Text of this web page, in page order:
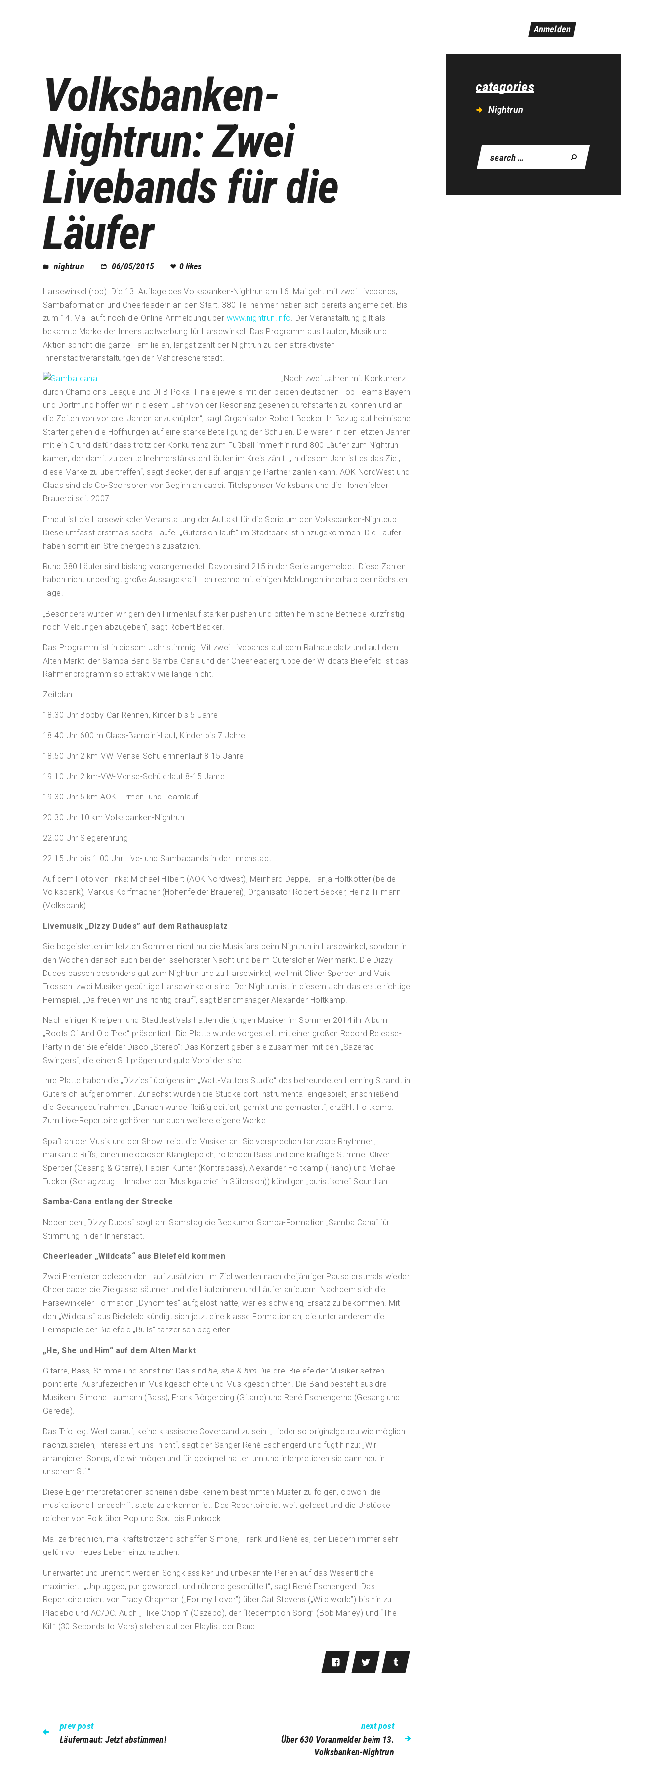
Anmelden
Kontakt/Impressum
Volksbanken-
Nightrun: Zwei
Livebands für die
Läufer
nightrun 06/05/2015 0likes
Harsewinkel (rob). Die 13. Auflage des Volksbanken-Nightrun am 16. Mai geht mit zwei Livebands,
Sambaformation und Cheerleadern an den Start. 380 Teilnehmer haben sich bereits angemeldet. Bis
zum 14. Mai läuft noch die Online-Anmeldung über www.nightrun.info. Der Veranstaltung gilt als
bekannte Marke der Innenstadtwerbung für Harsewinkel. Das Programm aus Laufen, Musik und
Aktion spricht die ganze Familie an, längst zählt der Nightrun zu den attraktivsten
Innenstadtveranstaltungen der Mähdrescherstadt.
„Nach zwei Jahren mit Konkurrenz
durch Champions-League und DFB-Pokal-Finale jeweils mit den beiden deutschen Top-Teams Bayern
und Dortmund hoffen wir in diesem Jahr von der Resonanz gesehen durchstarten zu können und an
die Zeiten von vor drei Jahren anzuknüpfen“, sagt Organisator Robert Becker. In Bezug auf heimische
Starter gehen die Hoffnungen auf eine starke Beteiligung der Schulen. Die waren in den letzten Jahren
mit ein Grund dafür dass trotz der Konkurrenz zum Fußball immerhin rund 800 Läufer zum Nightrun
kamen, der damit zu den teilnehmerstärksten Läufen im Kreis zählt. „In diesem Jahr ist es das Ziel,
diese Marke zu übertreffen“, sagt Becker, der auf langjährige Partner zählen kann. AOK NordWest und
Claas sind als Co-Sponsoren von Beginn an dabei. Titelsponsor Volksbank und die Hohenfelder
Brauerei seit 2007.
Erneut ist die Harsewinkeler Veranstaltung der Auftakt für die Serie um den Volksbanken-Nightcup.
Diese umfasst erstmals sechs Läufe. „Gütersloh läuft“ im Stadtpark ist hinzugekommen. Die Läufer
haben somit ein Streichergebnis zusätzlich.
Rund 380 Läufer sind bislang vorangemeldet. Davon sind 215 in der Serie angemeldet. Diese Zahlen
haben nicht unbedingt große Aussagekraft. Ich rechne mit einigen Meldungen innerhalb der nächsten
Tage.
„Besonders würden wir gern den Firmenlauf stärker pushen und bitten heimische Betriebe kurzfristig
noch Meldungen abzugeben“, sagt Robert Becker.
Das Programm ist in diesem Jahr stimmig. Mit zwei Livebands auf dem Rathausplatz und auf dem
Alten Markt, der Samba-Band Samba-Cana und der Cheerleadergruppe der Wildcats Bielefeld ist das
Rahmenprogramm so attraktiv wie lange nicht.
Zeitplan:
18.30 Uhr Bobby-Car-Rennen, Kinder bis 5 Jahre
18.40 Uhr 600 m Claas-Bambini-Lauf, Kinder bis 7 Jahre
18.50 Uhr 2 km-VW-Mense-Schülerinnenlauf 8-15 Jahre
19.10 Uhr 2 km-VW-Mense-Schülerlauf 8-15 Jahre
19.30 Uhr 5 km AOK-Firmen- und Teamlauf
20.30 Uhr 10 km Volksbanken-Nightrun
22.00 Uhr Siegerehrung
22.15 Uhr bis 1.00 Uhr Live- und Sambabands in der Innenstadt.
Auf dem Foto von links: Michael Hilbert (AOK Nordwest), Meinhard Deppe, Tanja Holtkötter (beide
Volksbank), Markus Korfmacher (Hohenfelder Brauerei), Organisator Robert Becker, Heinz Tillmann
(Volksbank).
Livemusik „Dizzy Dudes” auf dem Rathausplatz
Sie begeisterten im letzten Sommer nicht nur die Musikfans beim Nightrun in Harsewinkel, sondern in
den Wochen danach auch bei der Isselhorster Nacht und beim Gütersloher Weinmarkt. Die Dizzy
Dudes passen besonders gut zum Nightrun und zu Harsewinkel, weil mit Oliver Sperber und Maik
Trossehl zwei Musiker gebürtige Harsewinkeler sind. Der Nightrun ist in diesem Jahr das erste richtige
Heimspiel. „Da freuen wir uns richtig drauf“, sagt Bandmanager Alexander Holtkamp.
Nach einigen Kneipen- und Stadtfestivals hatten die jungen Musiker im Sommer 2014 ihr Album
„Roots Of And Old Tree“ präsentiert. Die Platte wurde vorgestellt mit einer großen Record Release-
Party in der Bielefelder Disco „Stereo“: Das Konzert gaben sie zusammen mit den „Sazerac
Swingers“, die einen Stil prägen und gute Vorbilder sind.
Ihre Platte haben die „Dizzies“ übrigens im „Watt-Matters Studio“ des befreundeten Henning Strandt in
Gütersloh aufgenommen. Zunächst wurden die Stücke dort instrumental eingespielt, anschließend
die Gesangsaufnahmen. „Danach wurde fleißig editiert, gemixt und gemastert“, erzählt Holtkamp.
Zum Live-Repertoire gehören nun auch weitere eigene Werke.
Spaß an der Musik und der Show treibt die Musiker an. Sie versprechen tanzbare Rhythmen,
markante Riffs, einen melodiösen Klangteppich, rollenden Bass und eine kräftige Stimme. Oliver
Sperber (Gesang & Gitarre), Fabian Kunter (Kontrabass), Alexander Holtkamp (Piano) und Michael
Tucker (Schlagzeug – Inhaber der “Musikgalerie” in Gütersloh)) kündigen „puristische“ Sound an.
Samba-Cana entlang der Strecke
Neben den „Dizzy Dudes“ sogt am Samstag die Beckumer Samba-Formation „Samba Cana“ für
Stimmung in der Innenstadt.
Cheerleader „Wildcats“ aus Bielefeld kommen
Zwei Premieren beleben den Lauf zusätzlich: Im Ziel werden nach dreijähriger Pause erstmals wieder
Cheerleader die Zielgasse säumen und die Läuferinnen und Läufer anfeuern. Nachdem sich die
Harsewinkeler Formation „Dynomites“ aufgelöst hatte, war es schwierig, Ersatz zu bekommen. Mit
den „Wildcats“ aus Bielefeld kündigt sich jetzt eine klasse Formation an, die unter anderem die
Heimspiele der Bielefeld „Bulls“ tänzerisch begleiten.
„He, She und Him“ auf dem Alten Markt
Gitarre, Bass, Stimme und sonst nix: Das sindhe, she & him Die drei Bielefelder Musiker setzen
pointierte Ausrufezeichen in Musikgeschichte und Musikgeschichten. Die Band besteht aus drei
Musikern: Simone Laumann (Bass), Frank Börgerding (Gitarre) und René Eschengernd (Gesang und
Gerede).
Das Trio legt Wert darauf, keine klassische Coverband zu sein: „Lieder so originalgetreu wie möglich
nachzuspielen, interessiert uns nicht“, sagt der Sänger René Eschengerd und fügt hinzu: „Wir
arrangieren Songs, die wir mögen und für geeignet halten um und interpretieren sie dann neu in
unserem Stil“.
Diese Eigeninterpretationen scheinen dabei keinem bestimmten Muster zu folgen, obwohl die
musikalische Handschrift stets zu erkennen ist. Das Repertoire ist weit gefasst und die Urstücke
reichen von Folk über Pop und Soul bis Punkrock.
Mal zerbrechlich, mal kraftstrotzend schaffen Simone, Frank und René es, den Liedern immer sehr
gefühlvoll neues Leben einzuhauchen.
Unerwartet und unerhört werden Songklassiker und unbekannte Perlen auf das Wesentliche
maximiert. „Unplugged, pur gewandelt und rührend geschüttelt“, sagt René Eschengerd. Das
Repertoire reicht von Tracy Chapman („For my Lover”) über Cat Stevens („Wild world”) bis hin zu
Placebo und AC/DC. Auch „I like Chopin” (Gazebo), der “Redemption Song” (Bob Marley) und “The
Kill” (30 Seconds to Mars) stehen auf der Playlist der Band.
prev post
Läufermaut: Jetzt abstimmen!
next post
Über 630 Voranmelder beim 13.
Volksbanken-Nightrun
categories
Nightrun